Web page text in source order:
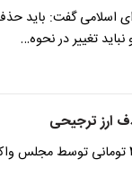
گفت: باید
تغییر در نحوه…
ارز ترجیحی
سخنگوی دولت دوازدهم به حذف ارز ۴۲۰۰ تومانی توسط